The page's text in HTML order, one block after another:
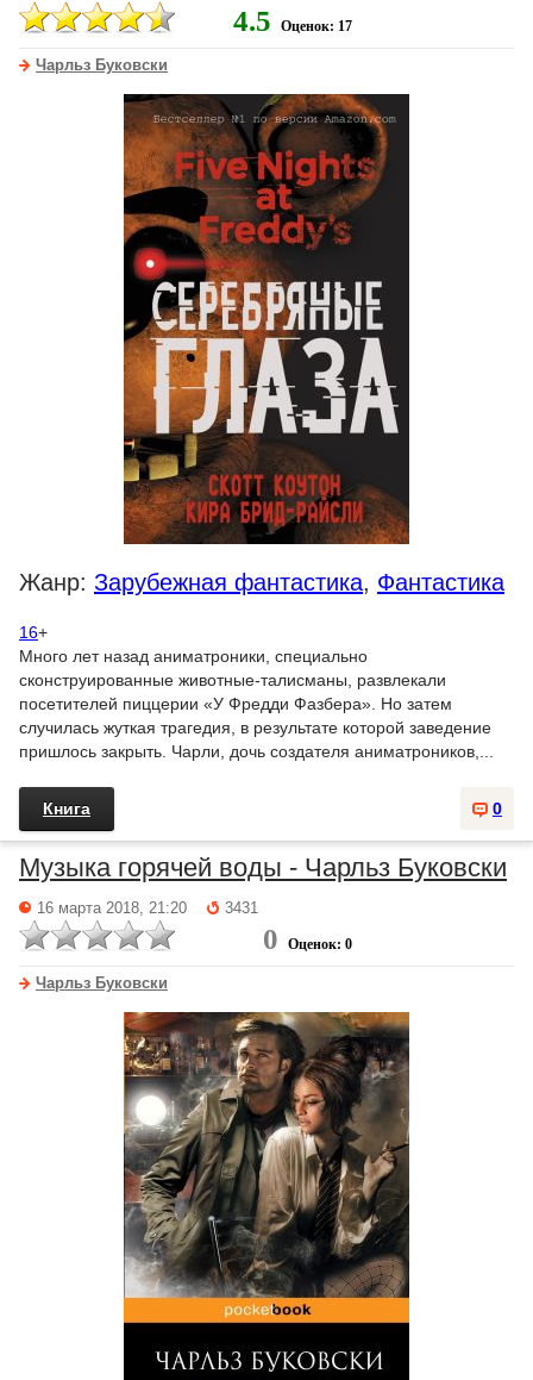
4.5 Оценок: 17
Чарльз Буковски
Жанр: Зарубежная фантастика, Фантастика
16+
Много лет назад аниматроники, специально
сконструированные животные-талисманы, развлекали
посетителей пиццерии «У Фредди Фазбера». Но затем
случилась жуткая трагедия, в результате которой заведение
пришлось закрыть. Чарли, дочь создателя аниматроников,...
0
Книга
Музыка горячей воды - Чарльз Буковски
16 марта 2018, 21:20 3431
0 Оценок: 0
Чарльз Буковски